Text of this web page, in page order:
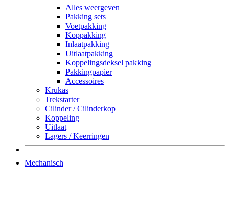
Alles weergeven
Pakking sets
Voetpakking
Koppakking
Inlaatpakking
Uitlaatpakking
Koppelingsdeksel pakking
Pakkingpapier
Accessoires
Krukas
Trekstarter
Cilinder / Cilinderkop
Koppeling
Uitlaat
Lagers / Keerringen
Mechanisch